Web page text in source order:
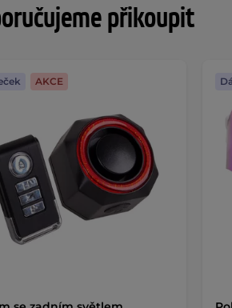
přikoupit
AKCE